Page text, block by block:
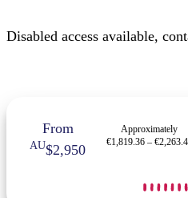
Disabled access available,
From
AU$2,950
Approximately
€1,819.36 –